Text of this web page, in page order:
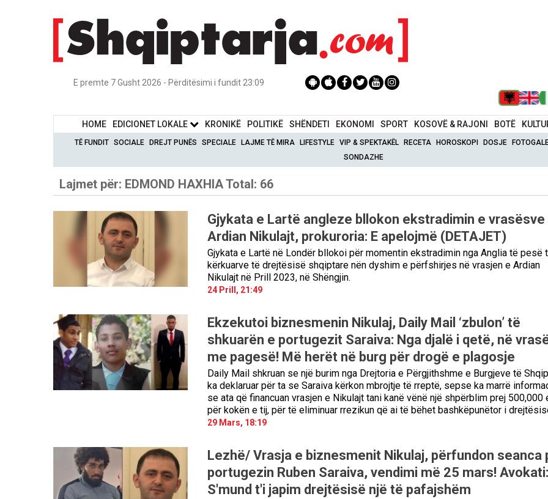
E premte 7 Gusht 2026 - Përditësimi i fundit 23:09
HOME EDICIONET LOKALE KRONIKË POLITIKË SHËNDETI EKONOMI SPORT KOSOVË & RAJONI BOTË
TË FUNDIT SOCIALE DREJT PUNËS SPECIALE LAJME TË MIRA LIFESTYLE VIP & SPEKTAKËL RECETA HOROSKOPI DOSJE
SONDAZHE
Lajmet për: EDMOND HAXHIATotal: 66
Gjykata e Lartë angleze bllokon ekstradimin e vrasësve
Ardian Nikulajt, prokuroria: E apelojmë (DETAJET)
Gjykata e Lartë në Londër bllokoi për momentin ekstradimin nga Anglia të pesë
kërkuarve të drejtësisë shqiptare nën dyshim e përfshirjes në vrasjen e Ardian
Nikulajt në Prill 2023, në Shëngjin.
24 Prill, 21:49
Ekzekutoi biznesmenin Nikulaj, Daily Mail ‘zbulon’ të
shkuarën e portugezit Saraiva: Nga djalë i qetë, në
me pagesë! Më herët në burg për drogë e plagosje
Daily Mail shkruan se një burim nga Drejtoria e Përgjithshme e Burgjeve të
ka deklaruar për ta se Saraiva kërkon mbrojtje të rreptë, sepse ka marrë
se ata që financuan vrasjen e Nikulajt tani kanë vënë një shpërblim prej 500,000
për kokën e tij, për të eliminuar rrezikun që ai të bëhet bashkëpunëtor i
29 Mars, 18:19
Lezhë/ Vrasja e biznesmenit Nikulaj, përfundon seanca
portugezin Ruben Saraiva, vendimi më 25 mars! Avokati:
S'mund t'i japim drejtësisë një të pafajshëm